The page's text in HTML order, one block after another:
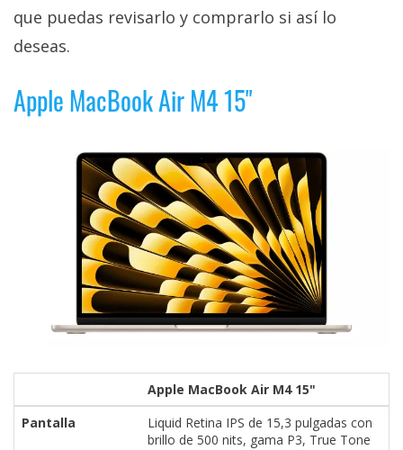
que puedas revisarlo y comprarlo si así lo
deseas.
Apple MacBook Air M4 15"
Apple MacBook Air M4 15"
Pantalla
Liquid Retina IPS de 15,3 pulgadas con
brillo de 500 nits, gama P3, True Tone